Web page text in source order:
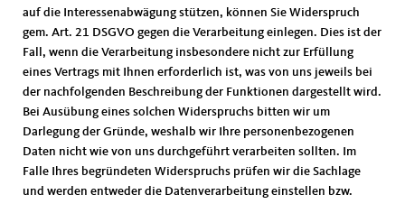
auf die Interessenabwägung stützen, können Sie Widerspruch
gem. Art. 21 DSGVO gegen die Verarbeitung einlegen. Dies ist der
Fall, wenn die Verarbeitung insbesondere nicht zur Erfüllung
eines Vertrags mit Ihnen erforderlich ist, was von uns jeweils bei
der nachfolgenden Beschreibung der Funktionen dargestellt wird.
Bei Ausübung eines solchen Widerspruchs bitten wir um
Darlegung der Gründe, weshalb wir Ihre personenbezogenen
Daten nicht wie von uns durchgeführt verarbeiten sollten. Im
Falle Ihres begründeten Widerspruchs prüfen wir die Sachlage
und werden entweder die Datenverarbeitung einstellen bzw.